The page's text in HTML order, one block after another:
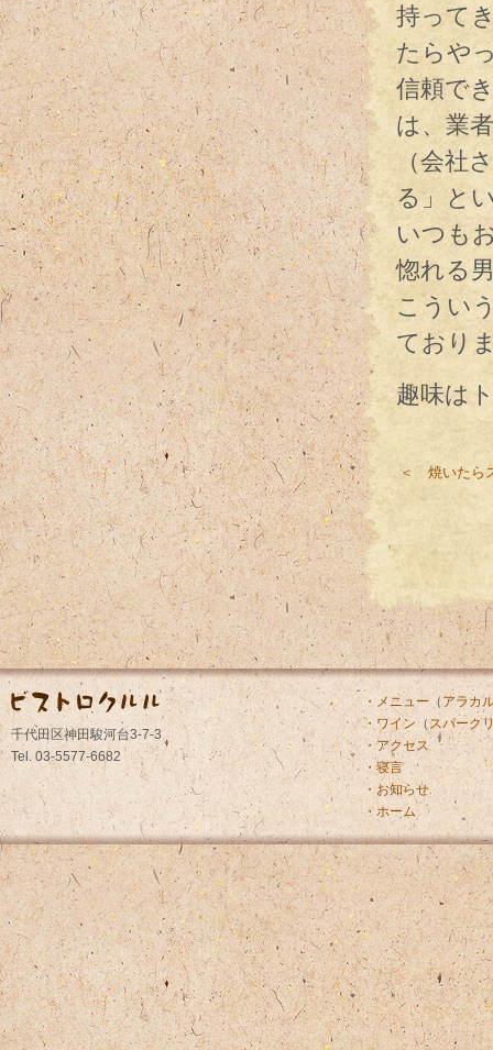
持って
たらや
信頼で
は、業
（会社
る」と
いつも
惚れる
こうい
ており
趣味は
＜ 焼いたら
千代田区神田駿河台3-7-3
Tel. 03-5577-6682
・メニュー（ アラカ
・ワイン （スパーク
・アクセス
・寝言
・お知らせ
・ホーム